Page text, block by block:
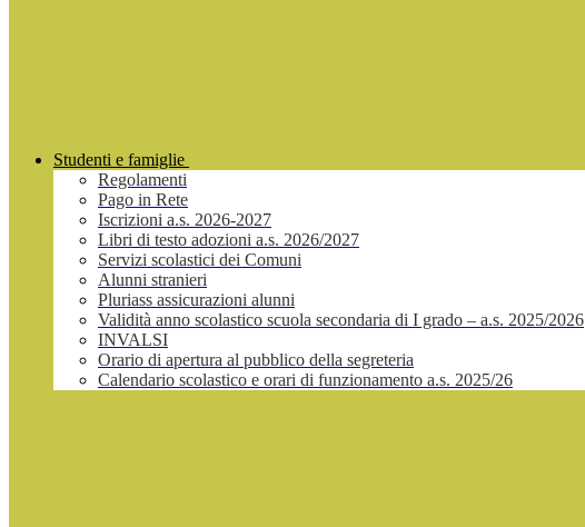
Studenti e famiglie
Regolamenti
Pago in Rete
Iscrizioni a.s. 2026-2027
Libri di testo adozioni a.s. 2026/2027
Servizi scolastici dei Comuni
Alunni stranieri
Pluriass assicurazioni alunni
Validità anno scolastico scuola secondaria di I grado – a.s. 2025/2026
INVALSI
Orario di apertura al pubblico della segreteria
Calendario scolastico e orari di funzionamento a.s. 2025/26